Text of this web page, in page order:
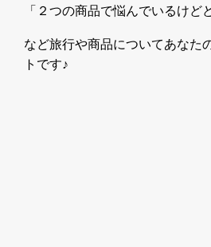
「２つの商品で悩んでいるけど
など旅行や商品についてあなた
トです♪